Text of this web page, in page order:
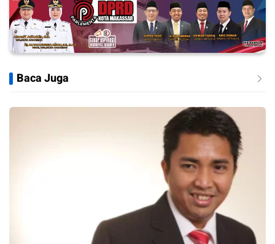
Baca Juga